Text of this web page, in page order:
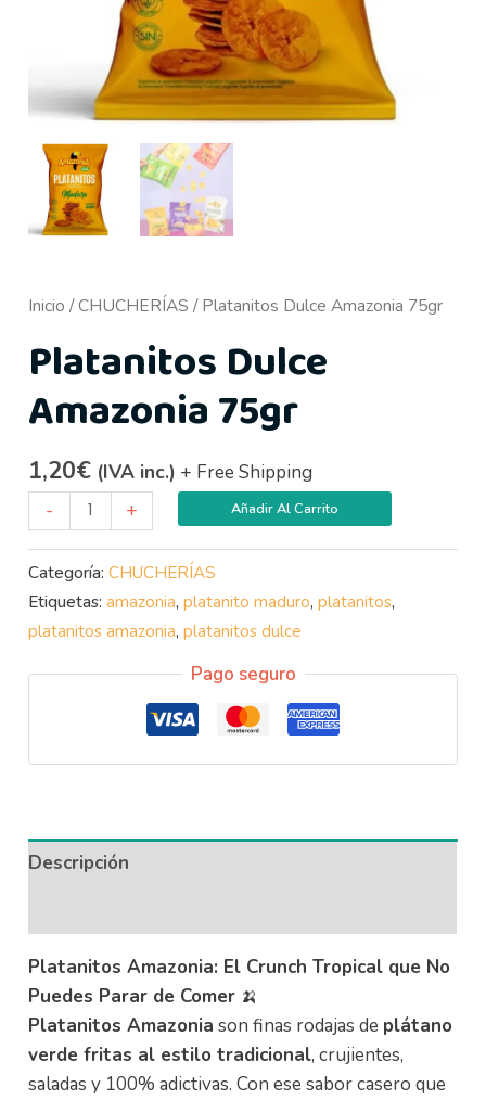
Inicio /CHUCHERÍAS / Platanitos Dulce Amazonia 75gr
Platanitos Dulce
Amazonia 75gr
1,20€ (IVA inc.) + Free Shipping
-
+ Añadir Al Carrito
Categoría:CHUCHERÍAS
Etiquetas:amazonia,platanito maduro,platanitos,
platanitos amazonia,platanitos dulce
Pago seguro
Descripción
Platanitos Amazonia: El Crunch Tropical que No
Puedes Parar de Comer 🍌
Platanitos Amazonia son finas rodajas de plátano
verde fritas al estilo tradicional, crujientes,
saladas y 100% adictivas. Con ese sabor casero que